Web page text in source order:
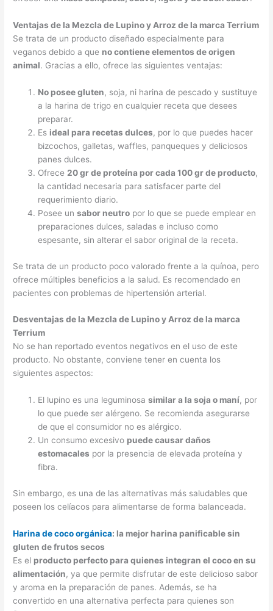
Ventajas de la Mezcla de Lupino y Arroz de la marca Terrium
Se trata de un producto diseñado especialmente para
veganos debido a que no contiene elementos de origen
animal. Gracias a ello, ofrece las siguientes ventajas:
No posee gluten, soja, ni harina de pescado y sustituye
a la harina de trigo en cualquier receta que desees
preparar.
Es ideal para recetas dulces, por lo que puedes hacer
bizcochos, galletas, waffles, panqueques y deliciosos
panes dulces.
Ofrece 20 gr de proteína por cada 100 gr de producto,
la cantidad necesaria para satisfacer parte del
requerimiento diario.
Posee unsabor neutro por lo que se puede emplear en
preparaciones dulces, saladas e incluso como
espesante, sin alterar el sabor original de la receta.
Se trata de un producto poco valorado frente a la quínoa, pero
ofrece múltiples beneficios a la salud. Es recomendado en
pacientes con problemas de hipertensión arterial.
Desventajas de la Mezcla de Lupino y Arroz de la marca
Terrium
No se han reportado eventos negativos en el uso de este
producto. No obstante, conviene tener en cuenta los
siguientes aspectos:
El lupino es una leguminosasimilar a la soja o maní, por
lo que puede ser alérgeno. Se recomienda asegurarse
de que el consumidor no es alérgico.
Un consumo excesivo puede causar daños
estomacales por la presencia de elevada proteína y
fibra.
Sin embargo, es una de las alternativas más saludables que
poseen los celíacos para alimentarse de forma balanceada.
Harina de coco orgánica: la mejor harina panificable sin
gluten de frutos secos
Es el producto perfecto para quienes integran el coco en su
alimentación, ya que permite disfrutar de este delicioso sabor
y aroma en la preparación de panes. Además, se ha
convertido en una alternativa perfecta para quienes son